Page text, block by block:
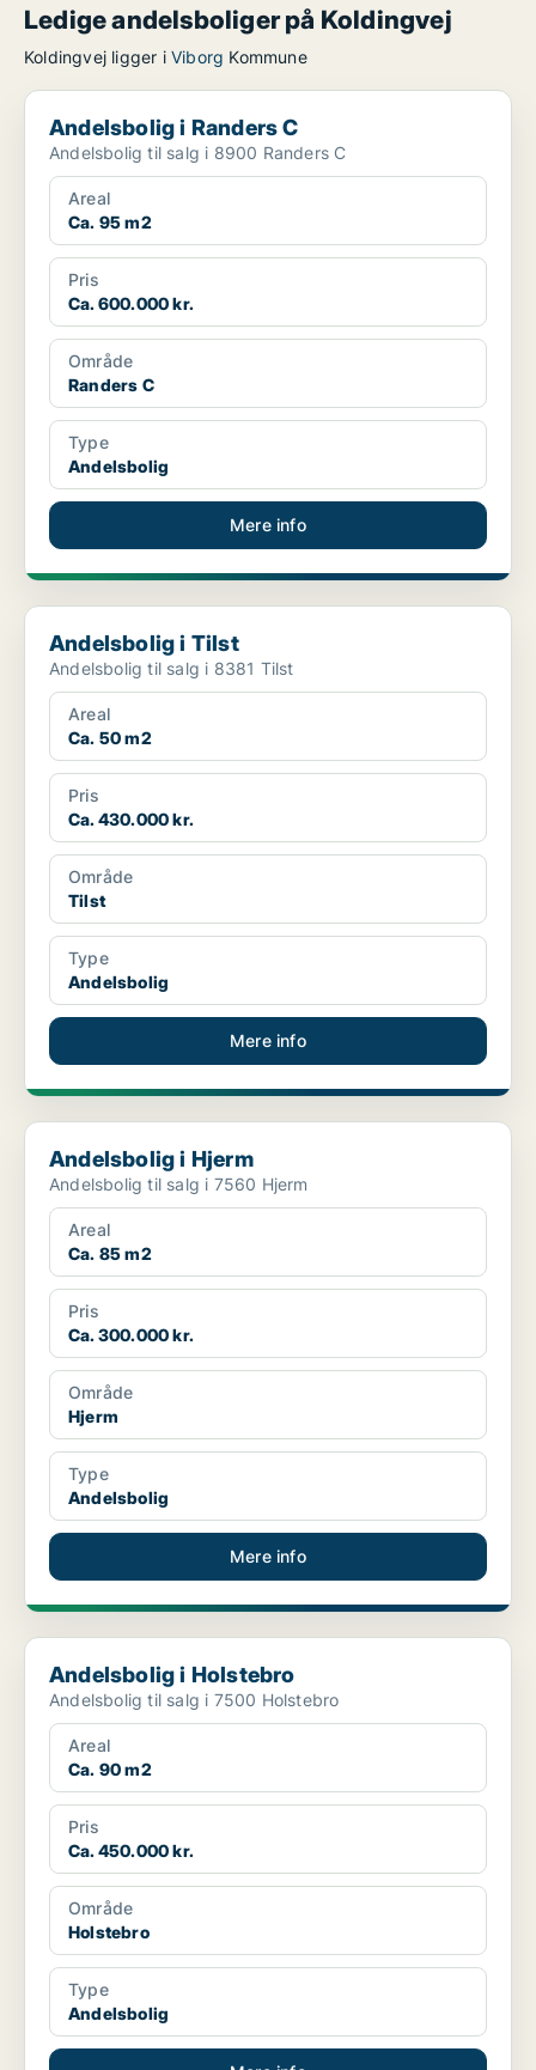
Ledige andelsboliger på Koldingvej
Koldingvej ligger i Viborg Kommune
Andelsbolig i Randers C
Andelsbolig i Randers C
Andelsbolig til salg i 8900 Randers C
Areal
Ca. 95 m2
Pris
Ca. 600.000 kr.
Område
Randers C
Type
Andelsbolig
Mere info
Andelsbolig i Tilst
Andelsbolig i Tilst
Andelsbolig til salg i 8381 Tilst
Areal
Ca. 50 m2
Pris
Ca. 430.000 kr.
Område
Tilst
Type
Andelsbolig
Mere info
Andelsbolig i Hjerm
Andelsbolig i Hjerm
Andelsbolig til salg i 7560 Hjerm
Areal
Ca. 85 m2
Pris
Ca. 300.000 kr.
Område
Hjerm
Type
Andelsbolig
Mere info
Andelsbolig i Holstebro
Andelsbolig i Holstebro
Andelsbolig til salg i 7500 Holstebro
Areal
Ca. 90 m2
Pris
Ca. 450.000 kr.
Område
Holstebro
Type
Andelsbolig